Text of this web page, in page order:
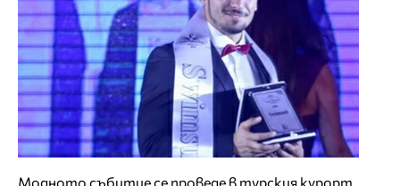
Модното събитие се проведе в турския курорт